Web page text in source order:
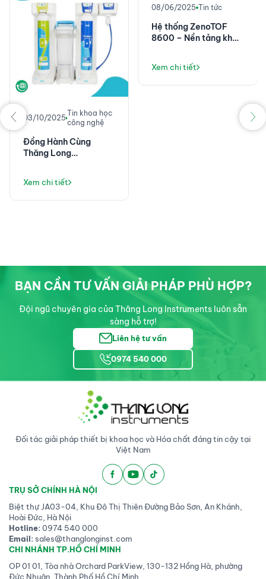
03/10/2025
Tin khoa học
công nghệ
Đồng Hành Cùng
Thăng Long
Chỉ Là Máy Lọc Nước,
Mà Là Giải Pháp Vận
Hành Phòng Thí
Xem chi tiết
08/06/2025 Tin tức
Hệ thống ZenoTOF
8600 – Nền tảng khối
độ nhạy đột phá
Xem chi tiết
BẠN CẦN TƯ VẤN GIẢI PHÁP PHÙ HỢP?
Đội ngũ chuyên gia của Thăng Long Instruments luôn sẵn
sàng hỗ trợ!
Liên hệ tư vấn
0974 540 000
Đối tác giải pháp thiết bị khoa học và Hóa chất đáng tin cậy tại
Việt Nam
TRỤ SỞ CHÍNH HÀ NỘI
Biệt thự JA03-04, Khu Đô Thị Thiên Đường Bảo Sơn, An Khánh,
Hoài Đức, Hà Nội
Hotline:0974 540 000
Email:sales@thanglonginst.com
CHI NHÁNH TP.HỒ CHÍ MINH
OP 01 01, Tòa nhà Orchard ParkView, 130-132 Hồng Hà, phường
Đức Nhuận, Thành Phố Hồ Chí Minh